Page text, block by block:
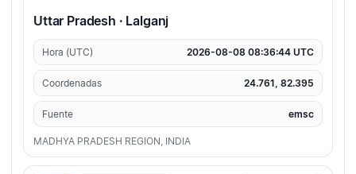
Uttar Pradesh · Lalganj
Hora (UTC) 2026-08-08 08:36:44 UTC
Coordenadas 24.761, 82.395
Fuente emsc
MADHYA PRADESH REGION, INDIA